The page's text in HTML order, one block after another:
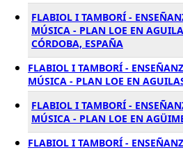
FLABIOL I TAMBORÍ -
MÚSICA - PLAN LOE EN
CÓRDOBA, ESPAÑA
FLABIOL I TAMBORÍ -
MÚSICA - PLAN LOE EN
FLABIOL I TAMBORÍ -
MÚSICA - PLAN LOE EN
FLABIOL I TAMBORÍ -